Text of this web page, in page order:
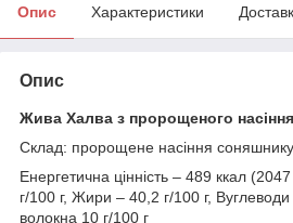
Опис Характеристики
Опис
Жива Халва з пророщеного
Склад: пророщене насіння
Енергетична цінність – 489 ккал
г/100 г, Жири – 40,2 г/100 г,
волокна 10 г/100 г